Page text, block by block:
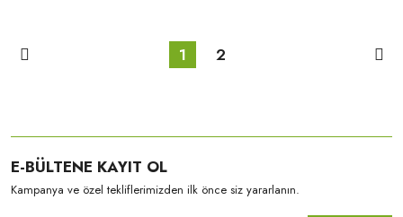
1 2
E-BÜLTENE KAYIT OL
Kampanya ve özel tekliflerimizden ilk önce siz yararlanın.